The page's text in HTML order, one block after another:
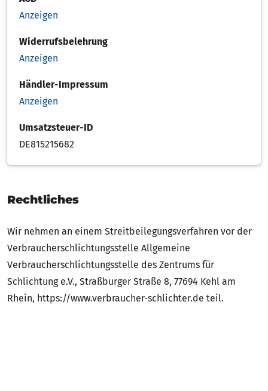
Anzeigen
Widerrufsbelehrung
Anzeigen
Händler-Impressum
Anzeigen
Umsatzsteuer-ID
DE815215682
Rechtliches
Wir nehmen an einem Streitbeilegungsverfahren vor der
Verbraucherschlichtungsstelle Allgemeine
Verbraucherschlichtungsstelle des Zentrums für
Schlichtung e.V., Straßburger Straße 8, 77694 Kehl am
Rhein, https://www.verbraucher-schlichter.de teil.